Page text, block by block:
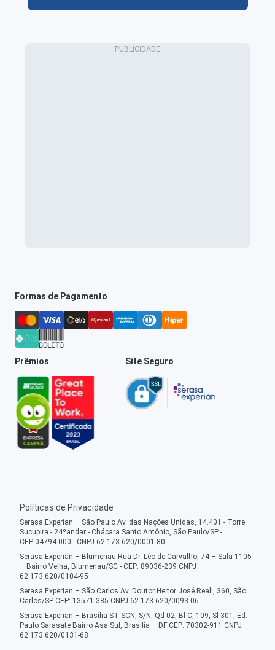
Formas de Pagamento
Prêmios Site Seguro
Políticas de Privacidade
Serasa Experian – São Paulo Av. das Nações Unidas, 14.401 - Torre
Sucupira - 24ºandar - Chácara Santo Antônio, São Paulo/SP -
CEP:04794-000 - CNPJ 62.173.620/0001-80
Serasa Experian – Blumenau Rua Dr. Léo de Carvalho, 74 – Sala 1105
– Bairro Velha, Blumenau/SC - CEP: 89036-239 CNPJ
62.173.620/0104-95
Serasa Experian – São Carlos Av. Doutor Heitor José Reali, 360, São
Carlos/SP CEP: 13571-385 CNPJ 62.173.620/0093-06
Serasa Experian – Brasília ST SCN, S/N, Qd 02, Bl C, 109, Sl 301, Ed.
Paulo Sarasate Bairro Asa Sul, Brasília – DF CEP: 70302-911 CNPJ
62.173.620/0131-68